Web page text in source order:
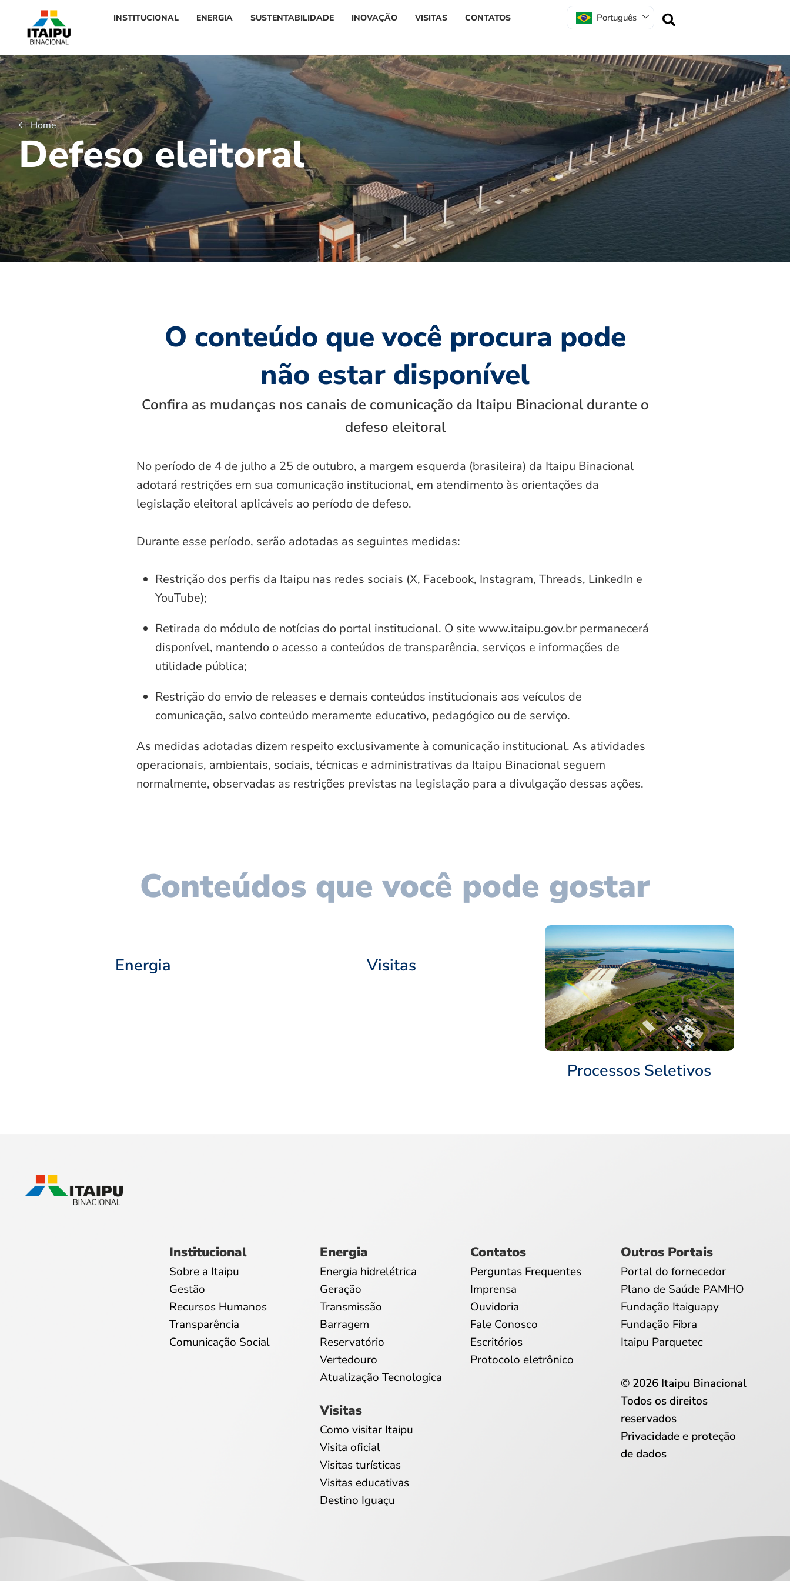
INSTITUCIONAL ENERGIA SUSTENTABILIDADE INOVAÇÃO VISITAS CONTATOS Português
Home
Defeso eleitoral
O conteúdo que você procura pode
não estar disponível
Confira as mudanças nos canais de comunicação da Itaipu Binacional durante o
defeso eleitoral
No período de 4 de julho a 25 de outubro, a margem esquerda (brasileira) da Itaipu Binacional
adotará restrições em sua comunicação institucional, em atendimento às orientações da
legislação eleitoral aplicáveis ao período de defeso.
Durante esse período, serão adotadas as seguintes medidas:
Restrição dos perfis da Itaipu nas redes sociais (X, Facebook, Instagram, Threads, LinkedIn e
YouTube);
Retirada do módulo de notícias do portal institucional. O site www.itaipu.gov.br permanecerá
disponível, mantendo o acesso a conteúdos de transparência, serviços e informações de
utilidade pública;
Restrição do envio de releases e demais conteúdos institucionais aos veículos de
comunicação, salvo conteúdo meramente educativo, pedagógico ou de serviço.
As medidas adotadas dizem respeito exclusivamente à comunicação institucional. As atividades
operacionais, ambientais, sociais, técnicas e administrativas da Itaipu Binacional seguem
normalmente, observadas as restrições previstas na legislação para a divulgação dessas ações.
Conteúdos que você pode gostar
Energia Visitas
Processos Seletivos
Institucional
Sobre a Itaipu
Gestão
Recursos Humanos
Transparência
Comunicação Social
Energia
Energia hidrelétrica
Geração
Transmissão
Barragem
Reservatório
Vertedouro
Atualização Tecnologica
Visitas
Como visitar Itaipu
Visita oficial
Visitas turísticas
Visitas educativas
Destino Iguaçu
Contatos
Perguntas Frequentes
Imprensa
Ouvidoria
Fale Conosco
Escritórios
Protocolo eletrônico
Outros Portais
Portal do fornecedor
Plano de Saúde PAMHO
Fundação Itaiguapy
Fundação Fibra
Itaipu Parquetec
© 2026 Itaipu Binacional
Todos os direitos
reservados
Privacidade e proteção
de dados